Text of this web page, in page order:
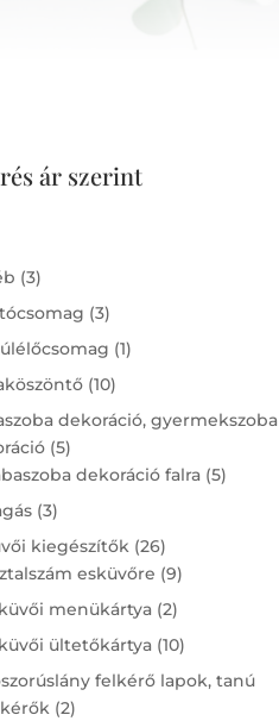
ár szerint
33
products
33
products
11
1010
products
dekoráció, gyermekszoba
55
products
dekoráció falra 55
33
products
kiegészítők 2626
products
esküvőre 99
menükártya 22
products
ültetőkártya 1010
products
felkérő lapok, tanú
22